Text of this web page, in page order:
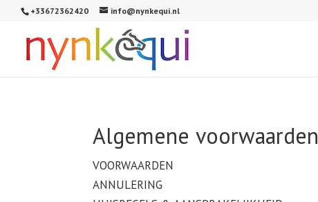
+33672362420 info@nynkequi.nl
Algemene voorwaarden
VOORWAARDEN
ANNULERING